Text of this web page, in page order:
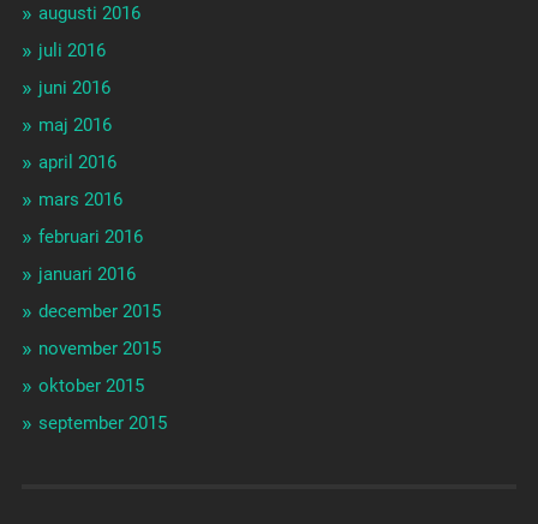
augusti 2016
juli 2016
juni 2016
maj 2016
april 2016
mars 2016
februari 2016
januari 2016
december 2015
november 2015
oktober 2015
september 2015